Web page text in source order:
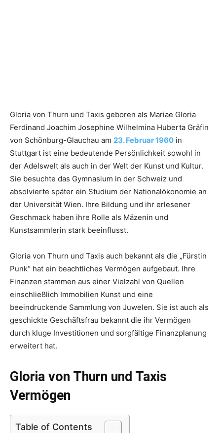
Gloria von Thurn und Taxis geboren als Mariae Gloria
Ferdinand Joachim Josephine Wilhelmina Huberta Gräfin
von Schönburg-Glauchau am 23. Februar 1960 in
Stuttgart ist eine bedeutende Persönlichkeit sowohl in
der Adelswelt als auch in der Welt der Kunst und Kultur.
Sie besuchte das Gymnasium in der Schweiz und
absolvierte später ein Studium der Nationalökonomie an
der Universität Wien. Ihre Bildung und ihr erlesener
Geschmack haben ihre Rolle als Mäzenin und
Kunstsammlerin stark beeinflusst.
Gloria von Thurn und Taxis auch bekannt als die „Fürstin
Punk“ hat ein beachtliches Vermögen aufgebaut. Ihre
Finanzen stammen aus einer Vielzahl von Quellen
einschließlich Immobilien Kunst und eine
beeindruckende Sammlung von Juwelen. Sie ist auch als
geschickte Geschäftsfrau bekannt die ihr Vermögen
durch kluge Investitionen und sorgfältige Finanzplanung
erweitert hat.
Gloria von Thurn und Taxis
Vermögen
Table of Contents